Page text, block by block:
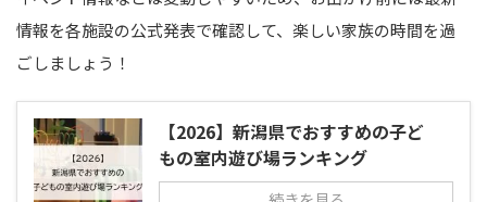
情報を各施設の公式発表で確認して、楽しい家族の時間を過
ごしましょう！
【2026】新潟県でおすすめの子ど
もの室内遊び場ランキング